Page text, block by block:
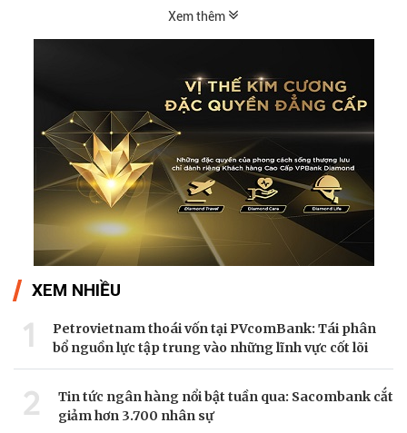
Xem thêm
XEM NHIỀU
1
Petrovietnam thoái vốn tại PVcomBank: Tái phân
bổ nguồn lực tập trung vào những lĩnh vực cốt lõi
2
Tin tức ngân hàng nổi bật tuần qua: Sacombank cắt
giảm hơn 3.700 nhân sự